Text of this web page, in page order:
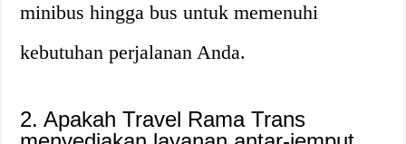
minibus hingga bus untuk memenuhi
kebutuhan perjalanan Anda.
2. Apakah Travel Rama Trans